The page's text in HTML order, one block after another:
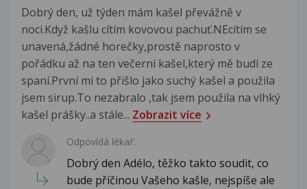
Dobrý den, už týden mám kašel převážně v
noci.Když kašlu cítím kovovou pachuť.NEcítím se
unavená,žádné horečky,prostě naprosto v
pořádku až na ten večerní kašel,který mě budí ze
spaní.První mi to přišlo jako suchý kašel a použila
jsem sirup.To nezabralo ,tak jsem použila na vlhký
kašel prášky..a stále... Zobrazit více
Odpovídá lékař:
Dobrý den Adélo, těžko takto soudit, co
bude příčinou Vašeho kašle, nejspíše ale